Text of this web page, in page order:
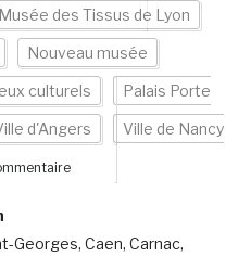
Musée des Tissus de Lyon
Nouveau musée
culturels Palais Porte
d'Angers Ville de Nancy
Georges, Caen, Carnac,